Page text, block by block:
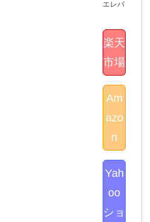
エレバ
楽天
市場
Am
azo
n
Yah
oo
ショ